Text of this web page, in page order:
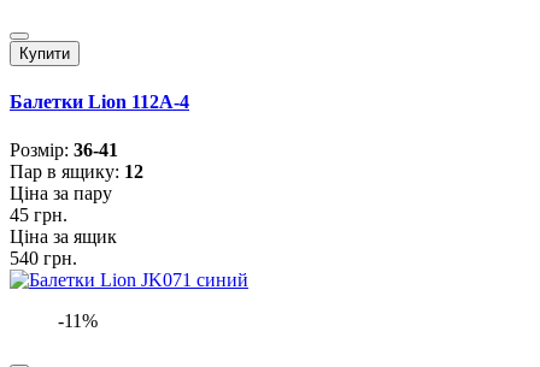
Купити
Балетки Lion 112A-4
Розмiр: 36-41
Пар в ящику: 12
Ціна за пару
45 грн.
Ціна за ящик
540 грн.
-11%